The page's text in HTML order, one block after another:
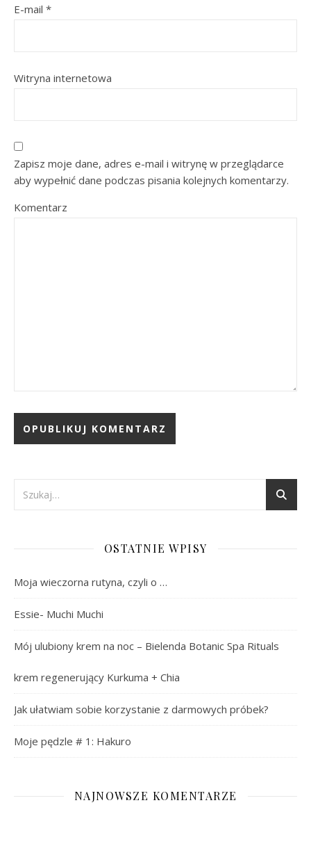
E-mail *
Witryna internetowa
Zapisz moje dane, adres e-mail i witrynę w przeglądarce
aby wypełnić dane podczas pisania kolejnych komentarzy.
Komentarz
OSTATNIE WPISY
Moja wieczorna rutyna, czyli o …
Essie- Muchi Muchi
Mój ulubiony krem na noc – Bielenda Botanic Spa Rituals
krem regenerujący Kurkuma + Chia
Jak ułatwiam sobie korzystanie z darmowych próbek?
Moje pędzle # 1: Hakuro
NAJNOWSZE KOMENTARZE